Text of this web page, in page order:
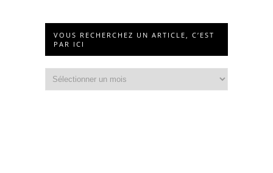
VOUS RECHERCHEZ UN ARTICLE, C’EST
PAR ICI
recherchez